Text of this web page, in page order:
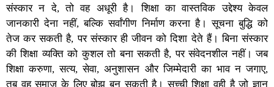
संस्कार न दे, तो वह अधूरी है। शिक्षा का वास्तविक उद्देश्य केवल
जानकारी देना नहीं, बल्कि सर्वांगीण निर्माण करना है। सूचना बुद्धि को
तेज कर सकती है, पर संस्कार ही जीवन को दिशा देते हैं। बिना संस्कार
की शिक्षा व्यक्ति को कुशल तो बना सकती है, पर संवेदनशील नहीं। जब
शिक्षा करुणा, सत्य, सेवा, अनुशासन और जिम्मेदारी का भाव न जगाए,
तब वह समाज के लिए बोझ बन सकती है। सच्ची शिक्षा वही है जो ज्ञान